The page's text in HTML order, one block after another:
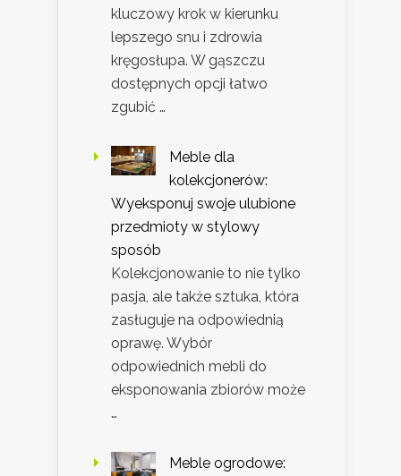
kluczowy krok w kierunku
lepszego snu i zdrowia
kręgosłupa. W gąszczu
dostępnych opcji łatwo
zgubić …
Meble dla
kolekcjonerów:
Wyeksponuj swoje ulubione
przedmioty w stylowy
sposób
Kolekcjonowanie to nie tylko
pasja, ale także sztuka, która
zasługuje na odpowiednią
oprawę. Wybór
odpowiednich mebli do
eksponowania zbiorów może
…
Meble ogrodowe: